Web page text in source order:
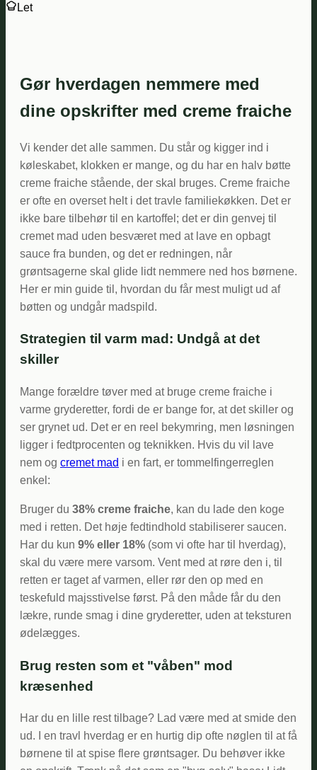
Let
Gør hverdagen nemmere med
dine opskrifter med creme fraiche
Vi kender det alle sammen. Du står og kigger ind i
køleskabet, klokken er mange, og du har en halv bøtte
creme fraiche stående, der skal bruges. Creme fraiche
er ofte en overset helt i det travle familiekøkken. Det er
ikke bare tilbehør til en kartoffel; det er din genvej til
cremet mad uden besværet med at lave en opbagt
sauce fra bunden, og det er redningen, når
grøntsagerne skal glide lidt nemmere ned hos børnene.
Her er min guide til, hvordan du får mest muligt ud af
bøtten og undgår madspild.
Strategien til varm mad: Undgå at det
skiller
Mange forældre tøver med at bruge creme fraiche i
varme gryderetter, fordi de er bange for, at det skiller og
ser grynet ud. Det er en reel bekymring, men løsningen
ligger i fedtprocenten og teknikken. Hvis du vil lave
nem og cremet mad i en fart, er tommelfingerreglen
enkel:
Bruger du 38% creme fraiche, kan du lade den koge
med i retten. Det høje fedtindhold stabiliserer saucen.
Har du kun 9% eller 18% (som vi ofte har til hverdag),
skal du være mere varsom. Vent med at røre den i, til
retten er taget af varmen, eller rør den op med en
teskefuld majsstivelse først. På den måde får du den
lækre, runde smag i dine gryderetter, uden at teksturen
ødelægges.
Brug resten som et "våben" mod
kræsenhed
Har du en lille rest tilbage? Lad være med at smide den
ud. I en travl hverdag er en hurtig dip ofte nøglen til at få
børnene til at spise flere grøntsager. Du behøver ikke